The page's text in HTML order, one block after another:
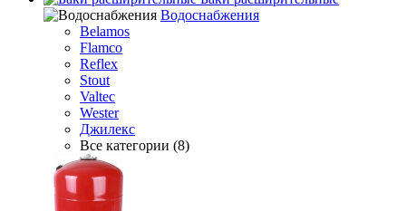
Водоснабжения
Belamos
Flamco
Reflex
Stout
Valtec
Wester
Джилекс
Все категории (8)